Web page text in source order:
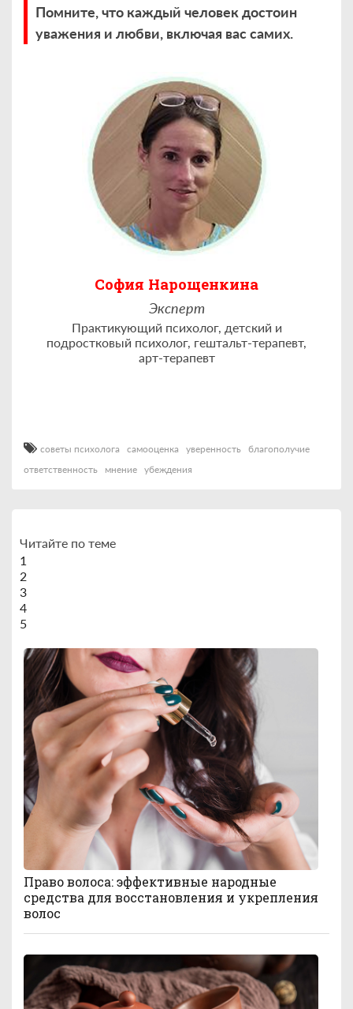
Помните, что каждый человек достоин
уважения и любви, включая вас самих.
София Нарощенкина
Эксперт
Практикующий психолог, детский и
подростковый психолог, гештальт-терапевт,
арт-терапевт
советы психолога самооценка уверенность благополучие
ответственность
мнение убеждения
Читайте по теме
1
2
3
4
5
Право волоса: эффективные народные
средства для восстановления и укрепления
волос